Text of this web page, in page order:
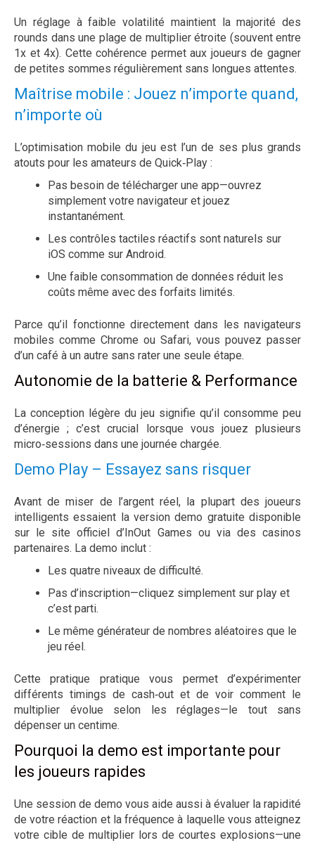
Un réglage à faible volatilité maintient la majorité des
rounds dans une plage de multiplier étroite (souvent entre
1x et 4x). Cette cohérence permet aux joueurs de gagner
de petites sommes régulièrement sans longues attentes.
Maîtrise mobile : Jouez n’importe quand,
n’importe où
L’optimisation mobile du jeu est l’un de ses plus grands
atouts pour les amateurs de Quick‑Play :
Pas besoin de télécharger une app—ouvrez
simplement votre navigateur et jouez
instantanément.
Les contrôles tactiles réactifs sont naturels sur
iOS comme sur Android.
Une faible consommation de données réduit les
coûts même avec des forfaits limités.
Parce qu’il fonctionne directement dans les navigateurs
mobiles comme Chrome ou Safari, vous pouvez passer
d’un café à un autre sans rater une seule étape.
Autonomie de la batterie & Performance
La conception légère du jeu signifie qu’il consomme peu
d’énergie ; c’est crucial lorsque vous jouez plusieurs
micro‑sessions dans une journée chargée.
Demo Play – Essayez sans risquer
Avant de miser de l’argent réel, la plupart des joueurs
intelligents essaient la version demo gratuite disponible
sur le site officiel d’InOut Games ou via des casinos
partenaires. La demo inclut :
Les quatre niveaux de difficulté.
Pas d’inscription—cliquez simplement sur play et
c’est parti.
Le même générateur de nombres aléatoires que le
jeu réel.
Cette pratique pratique vous permet d’expérimenter
différents timings de cash‑out et de voir comment le
multiplier évolue selon les réglages—le tout sans
dépenser un centime.
Pourquoi la demo est importante pour
les joueurs rapides
Une session de demo vous aide aussi à évaluer la rapidité
de votre réaction et la fréquence à laquelle vous atteignez
votre cible de multiplier lors de courtes explosions—une